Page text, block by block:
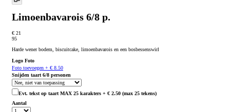
Limoenbavarois 6/8 p.
€ 21
95
Harde wener bodem, biscuitcake, limoenbavarois en een bosbessenswirl
Logo Foto
Foto toevoegen + € 8.50
Snijden taart 6/8 personen
Evt. tekst op taart MAX 25 karakters + € 2.50 (max 25 tekens)
Aantal